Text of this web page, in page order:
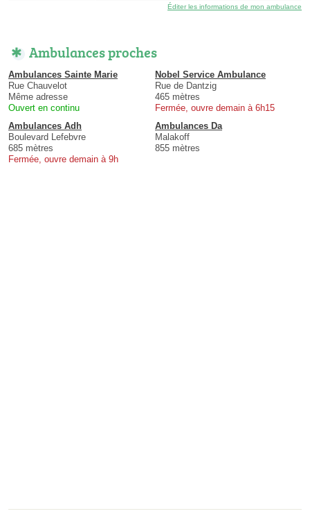
Éditer les informations de mon ambulance
Ambulances proches
Ambulances Sainte Marie
Rue Chauvelot
Même adresse
Ouvert en continu
Nobel Service Ambulance
Rue de Dantzig
465 mètres
Fermée, ouvre demain à 6h15
Ambulances Adh
Boulevard Lefebvre
685 mètres
Fermée, ouvre demain à 9h
Ambulances Da
Malakoff
855 mètres